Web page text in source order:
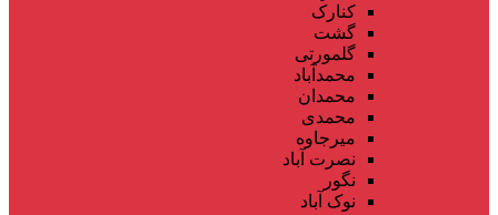
کنارک
گشت
گلمورتی
محمدآباد
محمدان
محمدی
میرجاوه
نصرت آباد
نگور
نوک آباد